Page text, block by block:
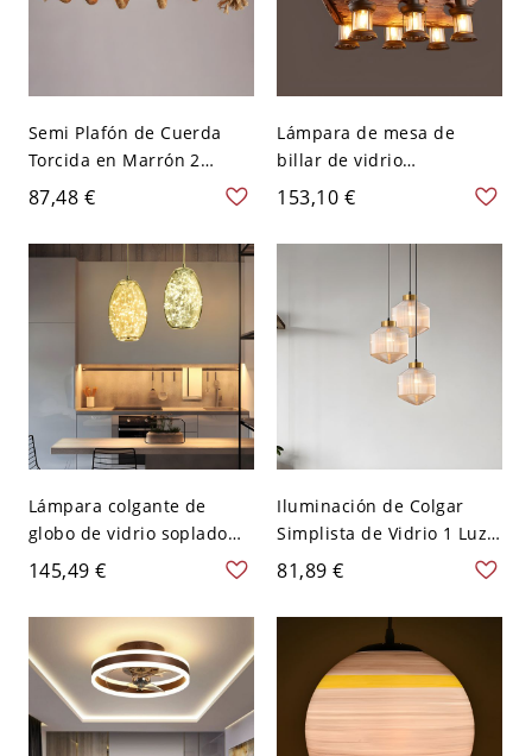
Semi Plafón de Cuerda
Torcida en Marrón 2
Bombillas Luminaria de
Techo Industrial para
Corredor - 110 A 120 V
Marrón
87,48 €
Lámpara de mesa de
billar de vidrio
transparente y metal con
6 cabezas, estilo costero,
para restaurante o isla,
110 A 120 V Marrón
153,10 €
Lámpara colgante de
globo de vidrio soplado
ámbar simple con luz de
hadas de cuerda
individual abierta para
techo de cocina
145,49 €
Iluminación de Colgar
Simplista de Vidrio 1 Luz
Lámpara Suspendida de
Linterna para Cantina -
Ámbar 110 A 120 V
81,89 €